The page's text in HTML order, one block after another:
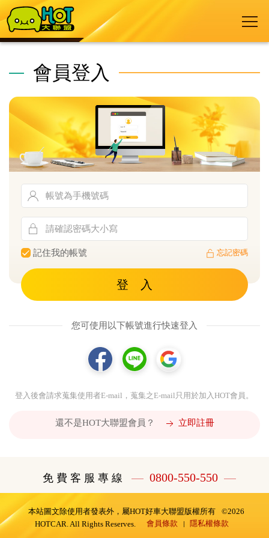
會員登入
記住我的帳號 忘記密碼
登 入
您可使用以下帳號進行快速登入
登入後會請求蒐集使用者E-mail，蒐集之E-mail只用於加入HOT會員。
還不是HOT大聯盟會員？ 立即註冊
免 費 客 服 專 線 0800-550-550
本站圖文除使用者發表外，屬HOT好車大聯盟版權所有
©2026
HOTCAR. All Rights Reserves.
會員條款 隱私權條款